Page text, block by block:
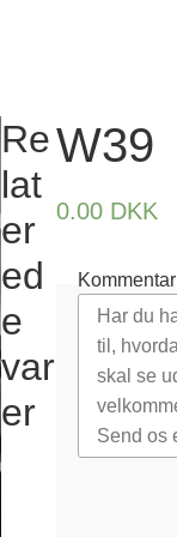
W39
0.00 DKK
Kommentar
Re
lat
er
ed
e
var
er